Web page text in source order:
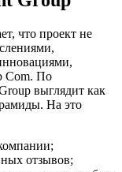
что проект не
Com. По
выглядит как
На это
отзывов;